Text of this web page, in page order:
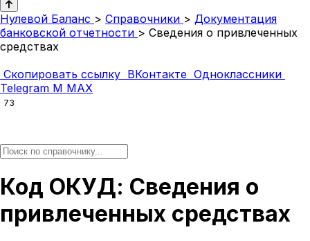
Нулевой Баланс > Справочники > Документация
банковской отчетности > Сведения о привлеченных
средствах
Скопировать ссылку ВКонтакте Одноклассники
Telegram M MAX
73
Код ОКУД: Сведения о
привлеченных средствах